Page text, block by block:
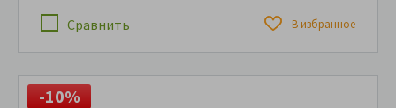
Сравнить В избранное
-10%